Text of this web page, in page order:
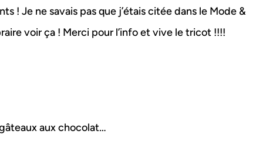
! Je ne savais pas que j’étais citée dans le Mode &
voir ça ! Merci pour l’info et vive le tricot !!!!
aux chocolat…